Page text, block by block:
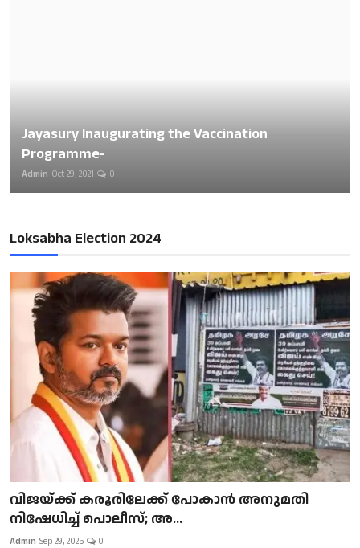
Jayasury Inaugurating the Vaccination
Programme-
Admin Oct 29, 2021 0
Loksabha Election 2024
വിജയ്ക്ക് കരൂരിലേക്ക് പോകാൻ അനുമതി
നിഷേധിച്ച് പൊലീസ്; അ...
Admin Sep 29, 2025 0